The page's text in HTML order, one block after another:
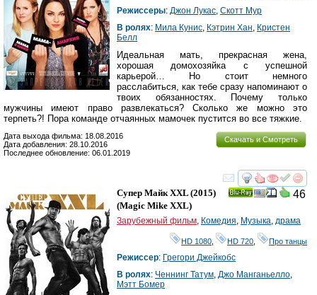
Режиссеры: Джон Лукас, Скотт Мур
В ролях: Мила Кунис, Кэтрин Хан, Кристен
Белл
Идеальная мать, прекрасная жена,
хорошая домохозяйка с успешной
карьерой… Но стоит немного
расслабиться, как тебе сразу напоминают о
твоих обязанностях. Почему только
мужчины имеют право развлекаться? Сколько же можно это
терпеть?! Пора команде отчаянных мамочек пустится во все тяжкие.
Скачать и Смотреть
Дата выхода фильма: 18.08.2016
Дата добавления: 28.10.2016
Последнее обновление: 06.01.2019
смотреть
46
Супер Майк XXL (2015)
(Magic Mike XXL)
Зарубежный фильм, Комедия, Музыка, драма
HD 1080 HD 720 Про танцы
Режиссер: Грегори Джейкобс
В ролях: Ченнинг Татум, Джо Манганьелло,
Мэтт Бомер